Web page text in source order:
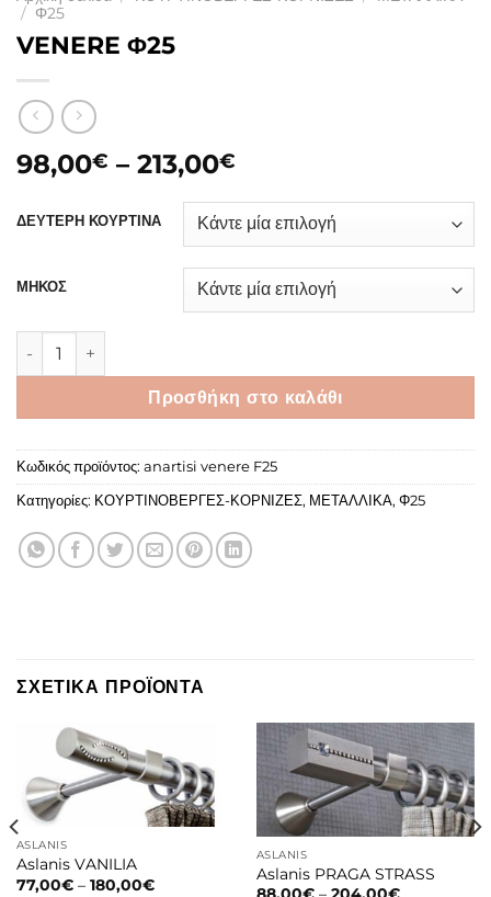
/ Φ25
VENERE Φ25
98,00€ – 213,00€
98,00€
through
213,00€
ΔΕΥΤΕΡΗ ΚΟΥΡΤΙΝΑ
ΜΗΚΟΣ
VENERE Φ25 ποσότητα
Προσθήκη στο καλάθι
Κωδικός προϊόντος: anartisi venere F25
Κατηγορίες: ΚΟΥΡΤΙΝΟΒΕΡΓΕΣ-ΚΟΡΝΙΖΕΣ, ΜΕΤΑΛΛΙΚΑ, Φ25
ΣΧΕΤΙΚΑ ΠΡΟΪΟΝΤΑ
ASLANIS
Aslanis VANILIA
77,00€ – 180,00€Price
ASLANIS
Aslanis PRAGA STRASS
Price